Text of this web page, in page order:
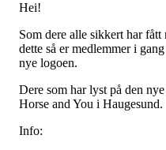
Hei!
Som dere alle sikkert har
dette så er medlemmer i
nye logoen.
Dere som har lyst på den
Horse and You i Haugesund.
Info: